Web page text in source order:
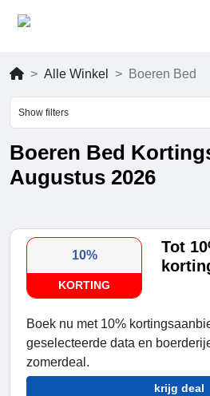
Alle Winkel Boeren Bed
Show filters
Boeren Bed
Augustus 2026
10%
KORTING
Tot
Boek nu met 10%
geselecteerde data en
zomerdeal.
krijg deal